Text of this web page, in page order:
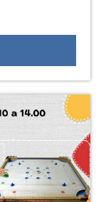
+55 el 17 de